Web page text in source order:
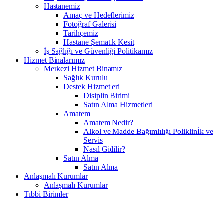
Hastanemiz
Amaç ve Hedeflerimiz
Fotoğraf Galerisi
Tarihçemiz
Hastane Şematik Kesit
İş Sağlığı ve Güvenliği Politikamız
Hizmet Binalarımız
Merkezi Hizmet Binamız
Sağlık Kurulu
Destek Hizmetleri
Disiplin Birimi
Satın Alma Hizmetleri
Amatem
Amatem Nedir?
Alkol ve Madde Bağımlılığı Poliklinİk ve
Servis
Nasıl Gidilir?
Satın Alma
Satın Alma
Anlaşmalı Kurumlar
Anlaşmalı Kurumlar
Tıbbi Birimler